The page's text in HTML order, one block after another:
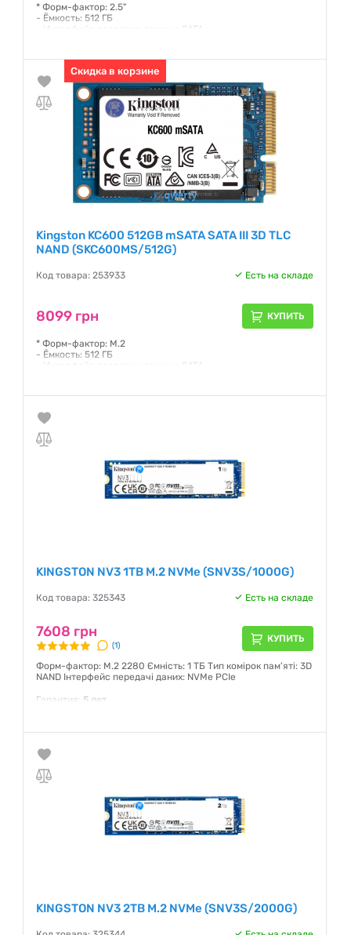
* Форм-фактор: 2.5"
- Ёмкость: 512 ГБ
- Интерфейс передачи данных: SATA
Гарантия:36 месяцев
Скидка в корзине
Kingston KC600 512GB mSATA SATA III 3D TLC
NAND (SKC600MS/512G)
Код товара: 253933 Есть на складе
8099 грн КУПИТЬ
* Форм-фактор: M.2
- Ёмкость: 512 ГБ
- Интерфейс передачи данных: SATA
Гарантия:36 месяцев
KINGSTON NV3 1TB M.2 NVMe (SNV3S/1000G)
Код товара: 325343 Есть на складе
7608 грн
(1)
КУПИТЬ
Форм-фактор: M.2 2280 Ємність: 1 ТБ Тип комірок пам'яті: 3D
NAND Інтерфейс передачі даних: NVMe PCIe
Гарантия: 5 лет
KINGSTON NV3 2TB M.2 NVMe (SNV3S/2000G)